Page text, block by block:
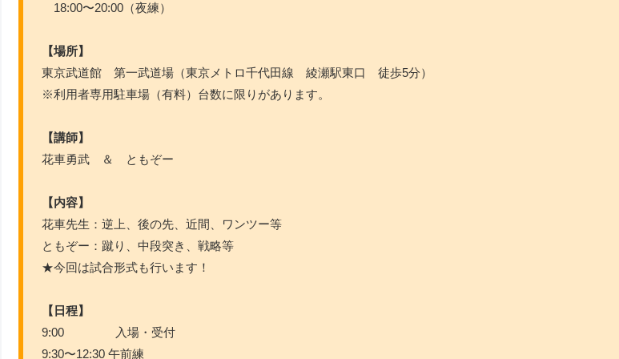
18:00〜20:00（夜練）
【場所】
東京武道館 第一武道場（東京メトロ千代田線 綾瀬駅東口 徒歩5分）
※利用者専用駐車場（有料）台数に限りがあります。
【講師】
花車勇武 ＆ ともぞー
【内容】
花車先生：逆上、後の先、近間、ワンツー等
ともぞー：蹴り、中段突き、戦略等
★今回は試合形式も行います！
【日程】
9:00 入場・受付
9:30〜12:30 午前練